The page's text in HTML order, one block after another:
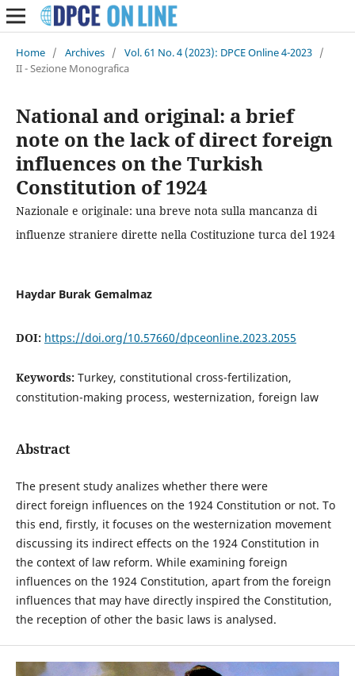
Home / Archives / Vol. 61 No. 4 (2023): DPCE Online 4-2023 /
II - Sezione Monografica
National and original: a brief
note on the lack of direct foreign
influences on the Turkish
Constitution of 1924
Nazionale e originale: una breve nota sulla mancanza di
influenze straniere dirette nella Costituzione turca del 1924
Haydar Burak Gemalmaz
DOI: https://doi.org/10.57660/dpceonline.2023.2055
Keywords: Turkey, constitutional cross-fertilization,
constitution-making process, westernization, foreign law
Abstract
The present study analizes whether there were
direct foreign influences on the 1924 Constitution or not. To
this end, firstly, it focuses on the westernization movement
discussing its indirect effects on the 1924 Constitution in
the context of law reform. While examining foreign
influences on the 1924 Constitution, apart from the foreign
influences that may have directly inspired the Constitution,
the reception of other the basic laws is analysed.